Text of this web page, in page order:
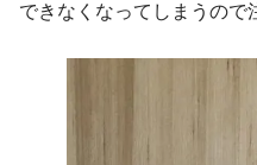
できなくなってしまうので